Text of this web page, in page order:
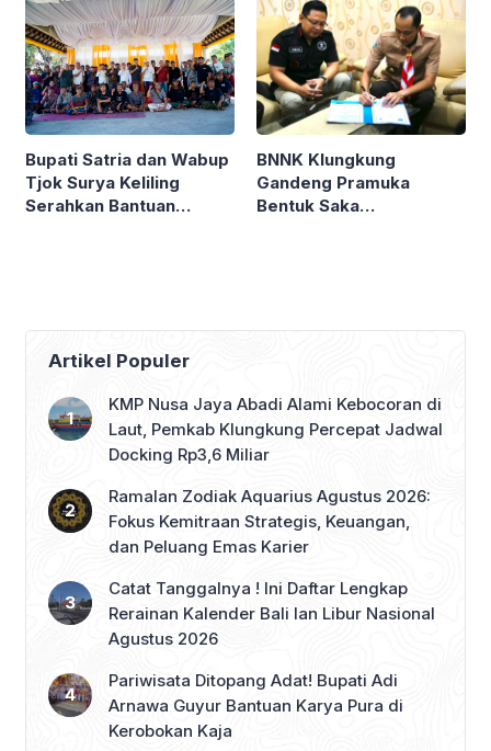
Bupati Satria dan Wabup
Tjok Surya Keliling
Serahkan Bantuan
BNNK Klungkung
Gandeng Pramuka
Bentuk Saka
Artikel Populer
KMP Nusa Jaya Abadi Alami Kebocoran di
Laut, Pemkab Klungkung Percepat Jadwal
Docking Rp3,6 Miliar
Ramalan Zodiak Aquarius Agustus 2026:
Fokus Kemitraan Strategis, Keuangan,
dan Peluang Emas Karier
Catat Tanggalnya ! Ini Daftar Lengkap
Rerainan Kalender Bali lan Libur Nasional
Agustus 2026
Pariwisata Ditopang Adat! Bupati Adi
Arnawa Guyur Bantuan Karya Pura di
Kerobokan Kaja